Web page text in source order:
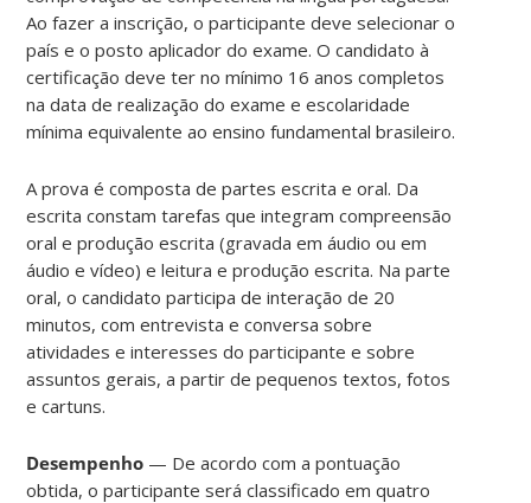
Ao fazer a inscrição, o participante deve selecionar o
país e o posto aplicador do exame. O candidato à
certificação deve ter no mínimo 16 anos completos
na data de realização do exame e escolaridade
mínima equivalente ao ensino fundamental brasileiro.
A prova é composta de partes escrita e oral. Da
escrita constam tarefas que integram compreensão
oral e produção escrita (gravada em áudio ou em
áudio e vídeo) e leitura e produção escrita. Na parte
oral, o candidato participa de interação de 20
minutos, com entrevista e conversa sobre
atividades e interesses do participante e sobre
assuntos gerais, a partir de pequenos textos, fotos
e cartuns.
Desempenho — De acordo com a pontuação
obtida, o participante será classificado em quatro